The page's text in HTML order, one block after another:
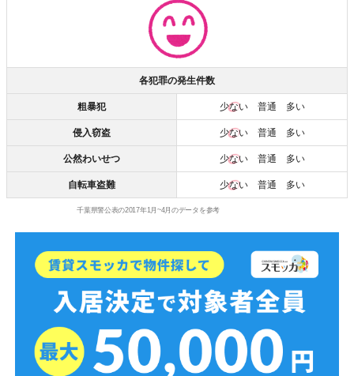
各犯罪の発生件数
粗暴犯 少ない普通 多い
侵入窃盗 少ない普通 多い
公然わいせつ 少ない普通 多い
自転車盗難 少ない普通 多い
千葉県警公表の2017年1月~4月のデータを参考